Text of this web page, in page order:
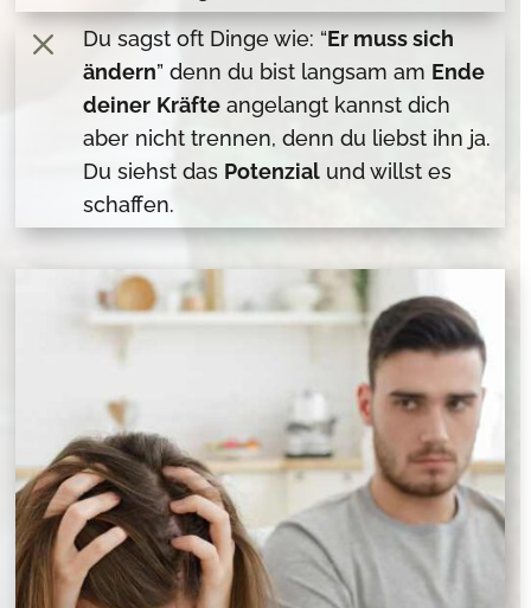
M Du sagst oft Dinge wie: “Er muss sich
ändern” denn du bist langsam am Ende
deiner Kräfte angelangt kannst dich
aber nicht trennen, denn du liebst ihn ja.
Du siehst das Potenzial und willst es
schaffen.